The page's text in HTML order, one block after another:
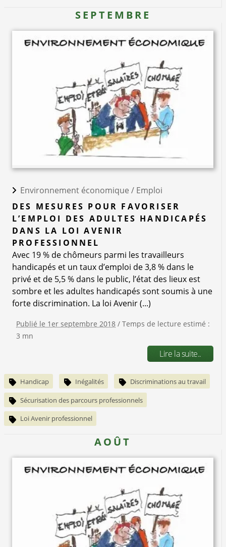
SEPTEMBRE
Environnement économique / Emploi
DES MESURES POUR FAVORISER
L’EMPLOI DES ADULTES HANDICAPÉS
DANS LA LOI AVENIR
PROFESSIONNEL
Avec 19 % de chômeurs parmi les travailleurs
handicapés et un taux d’emploi de 3,8 % dans le
privé et de 5,5 % dans le public, l’état des lieux est
sombre et les adultes handicapés sont soumis à une
forte discrimination. La loi Avenir (...)
Publié le 1er septembre 2018 / Temps de lecture estimé :
3 mn
Lire la suite..
Handicap Inégalités Discriminations au travail
Sécurisation des parcours professionnels
Loi Avenir professionnel
AOÛT